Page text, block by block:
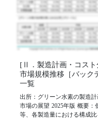
[Ⅱ．製造計画・コスト
市場規模推移［バック
一覧
出所：グリーン水素の製造
市場の展望 2025年版 概要
等、各製造量における構成比